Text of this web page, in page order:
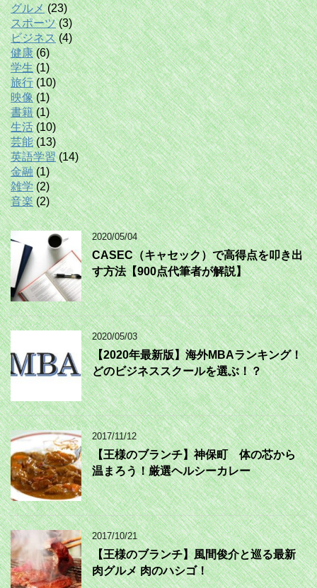
グルメ(23)
スポーツ(3)
ビジネス(4)
健康(6)
学生(1)
旅行(10)
映像(1)
書籍(1)
生活(10)
芸能(13)
英語学習(14)
金融(1)
雑学(2)
音楽(2)
2020/05/04
CASEC（キャセック）で高得点を叩き出
す方法【900点代筆者が解説】
2020/05/03
【2020年最新版】海外MBAランキング！
どのビジネススクールを選ぶ！？
2017/11/12
【王様のブランチ】神保町 体の芯から
温まろう！厳選ヘルシーカレー
2017/10/21
【王様のブランチ】風間俊介と巡る最新
肉グルメ 肉のハシゴ！